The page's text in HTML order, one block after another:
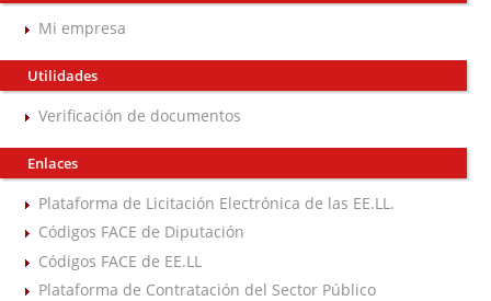
Mi empresa
Utilidades
Verificación de documentos
Enlaces
Plataforma de Licitación Electrónica de las EE.LL.
Códigos FACE de Diputación
Códigos FACE de EE.LL
Plataforma de Contratación del Sector Público